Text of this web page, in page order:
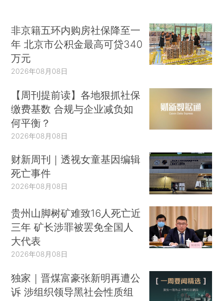
非京籍五环内购房社保降至一
年 北京市公积金最高可贷340
万元
2026年08月08日
【周刊提前读】各地狠抓社保
缴费基数 合规与企业减负如
何平衡？
2026年08月08日
财新周刊｜透视女童基因编辑
死亡事件
2026年08月08日
贵州山脚树矿难致16人死亡近
三年 矿长涉罪被罢免全国人
大代表
2026年08月08日
独家｜晋煤富豪张新明再遭公
诉 涉组织领导黑社会性质组